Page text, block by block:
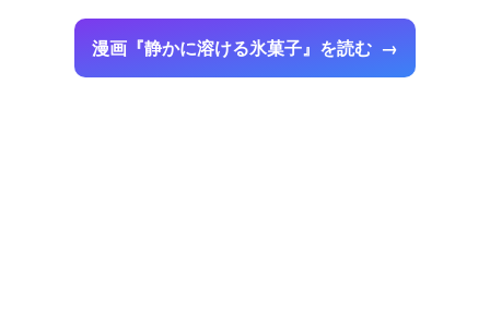
漫画『静かに溶ける氷菓子』を読む